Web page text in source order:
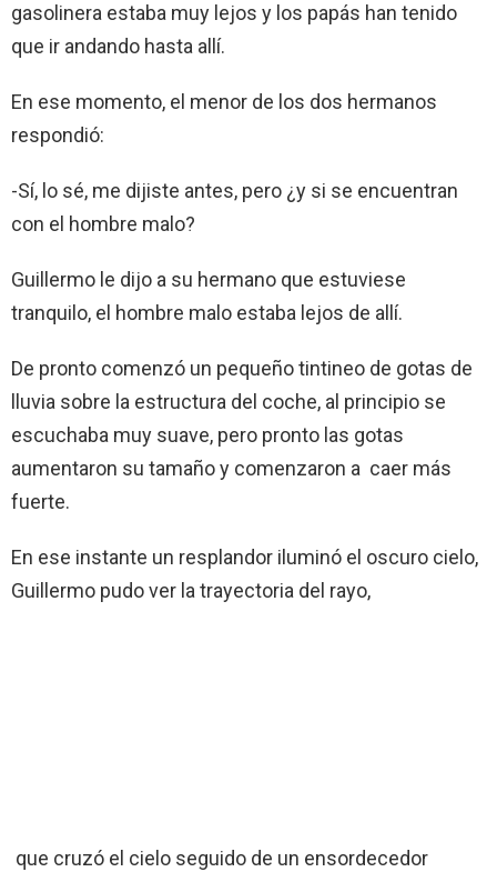
gasolinera estaba muy lejos y los papás han tenido
que ir andando hasta allí.
En ese momento, el menor de los dos hermanos
respondió:
-Sí, lo sé, me dijiste antes, pero ¿y si se encuentran
con el hombre malo?
Guillermo le dijo a su hermano que estuviese
tranquilo, el hombre malo estaba lejos de allí.
De pronto comenzó un pequeño tintineo de gotas de
lluvia sobre la estructura del coche, al principio se
escuchaba muy suave, pero pronto las gotas
aumentaron su tamaño y comenzaron a caer más
fuerte.
En ese instante un resplandor iluminó el oscuro cielo,
Guillermo pudo ver la trayectoria del rayo,
que cruzó el cielo seguido de un ensordecedor